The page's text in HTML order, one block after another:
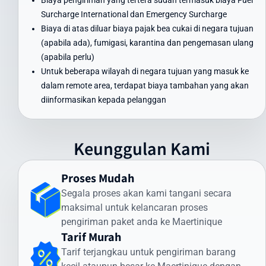
Lokasi pengiriman dan penerimaan
Nilai barang dan asuransi (opsional)
Layanan tambahan yang dipilih
Untuk mendapatkan estimasi biaya yang akurat, masukkan detail
pengiriman Anda pada kalkulator biaya di website kami. Anda juga
dapat menghubungi tim layanan pelanggan kami untuk
penawaran khusus pengiriman dalam jumlah besar atau barang
dengan spesifikasi khusus.
Intrasia.id menawarkan biaya kirim paket ke Maertinique yang
kompetitif tanpa mengorbankan kualitas layanan. Berikut
perkiraan tarif pengiriman paket dari Indonesia ke Maertinique
menggunakan layanan kami:
Layanan Udara (Express):
Di bawah 1 kg: mulai dari Rp
Surcharge International dan Emergency Surcharge
Biaya di atas diluar biaya pajak bea cukai di negara tujuan
(apabila ada), fumigasi, karantina dan pengemasan ulang
(apabila perlu)
Untuk beberapa wilayah di negara tujuan yang masuk ke
dalam remote area, terdapat biaya tambahan yang akan
diinformasikan kepada pelanggan
Keunggulan Kami
Proses Mudah
Segala proses akan kami tangani secara
maksimal untuk kelancaran proses
pengiriman paket anda ke Maertinique
Tarif Murah
Tarif terjangkau untuk pengiriman barang